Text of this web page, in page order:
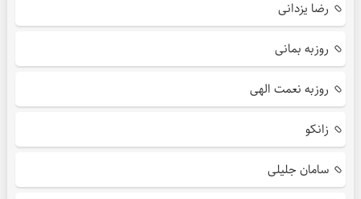
رضا یزدانی
روزبه بمانی
روزبه نعمت الهی
زانکو
سامان جلیلی